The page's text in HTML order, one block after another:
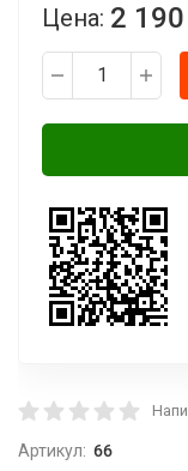
Цена: 2 190
Артикул: 66